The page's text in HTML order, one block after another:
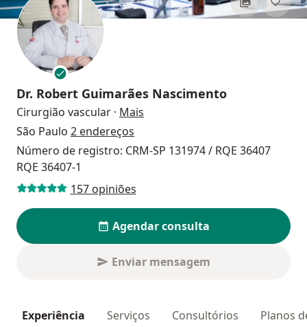
Dr. Robert Guimarães Nascimento
Cirurgião vascular · Mais
São Paulo 2 endereços
Número de registro: CRM-SP 131974 / RQE 36407
RQE 36407-1
157 opiniões
Agendar consulta
Enviar mensagem
Experiência Serviços Consultórios Planos